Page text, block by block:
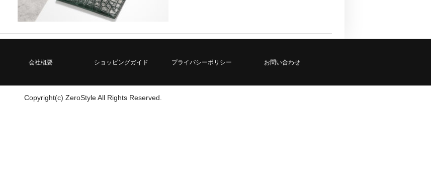
会社概要 ショッピングガイド プライバシーポリシー お問い合わせ
Copyright(c) ZeroStyle All Rights Reserved.